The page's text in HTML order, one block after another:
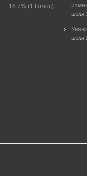
16.7% (1 Голос)
июля
июля